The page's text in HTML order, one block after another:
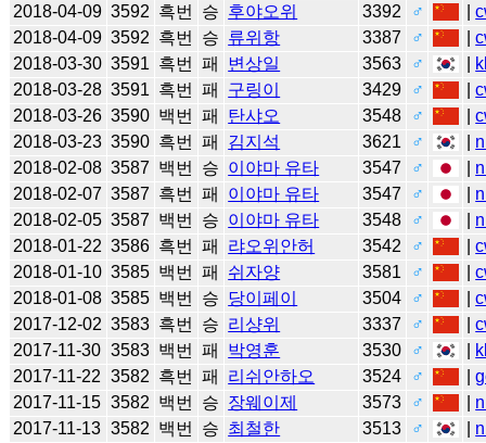
2018-04-09 3592 흑번 승 후야오위 3392 ♂ |
2018-04-09 3592 흑번 승 류위항 3387 ♂ |
2018-03-30 3591 흑번 패 변상일 3563 ♂
2018-03-28 3591 흑번 패 구링이 3429 ♂ |
2018-03-26 3590 백번 패 탄샤오 3548 ♂ |
2018-03-23 3590 흑번 패 김지석 3621 ♂
2018-02-08 3587 백번 승 이야마 유타 3547 ♂
2018-02-07 3587 흑번 패 이야마 유타 3547 ♂
2018-02-05 3587 백번 승 이야마 유타 3548 ♂
2018-01-22 3586 흑번 패 랴오위안허 3542 ♂ |
2018-01-10 3585 백번 패 쉬자양 3581 ♂ |
2018-01-08 3585 백번 승 당이페이 3504 ♂ |
2017-12-02 3583 흑번 승 리샹위 3337 ♂ |
2017-11-30 3583 백번 패 박영훈 3530 ♂
2017-11-22 3582 흑번 패 리쉬안하오 3524 ♂ |
2017-11-15 3582 백번 승 장웨이제 3573 ♂
2017-11-13 3582 백번 승 최철한 3513 ♂